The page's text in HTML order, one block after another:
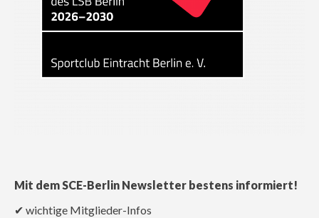
Mit dem SCE-Berlin Newsletter bestens informiert!
✔ wichtige Mitglieder-Infos